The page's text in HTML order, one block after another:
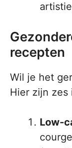
recepten
Wil je het
Hier zijn zes
Low-